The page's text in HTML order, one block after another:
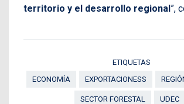
territorio y el desarrollo regional”,
ETIQUETAS
ECONOMÍA
EXPORTACIONESS
SECTOR FORESTAL UDEC